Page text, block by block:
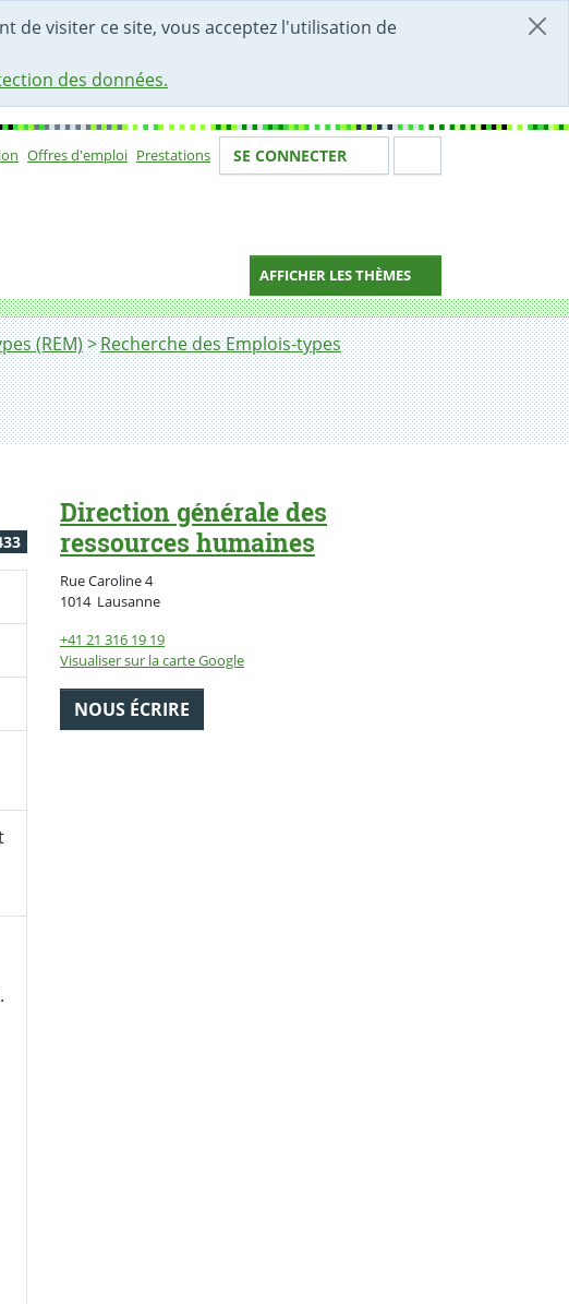
de visiter ce site, vous acceptez l'utilisation de
des données.
Offres d'emploi Prestations Votre identité
SE CONNECTER
AFFICHER LES THÈMES
(REM) Recherche des Emplois-types
Direction générale des
ressources humaines
Rue Caroline 4
1014 LausanneSuisse
+41 21 316 19 19
Visualiser sur la carte Google
NOUS ÉCRIRE